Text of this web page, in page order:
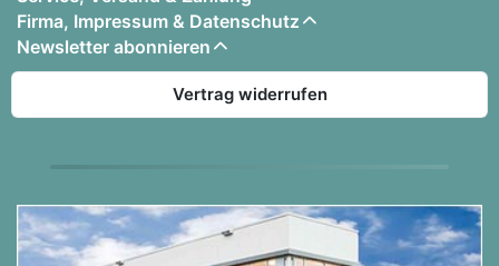
6. The Avener - Fade Out Lines
Firma, Impressum & Datenschutz
Newsletter abonnieren
Vertrag widerrufen